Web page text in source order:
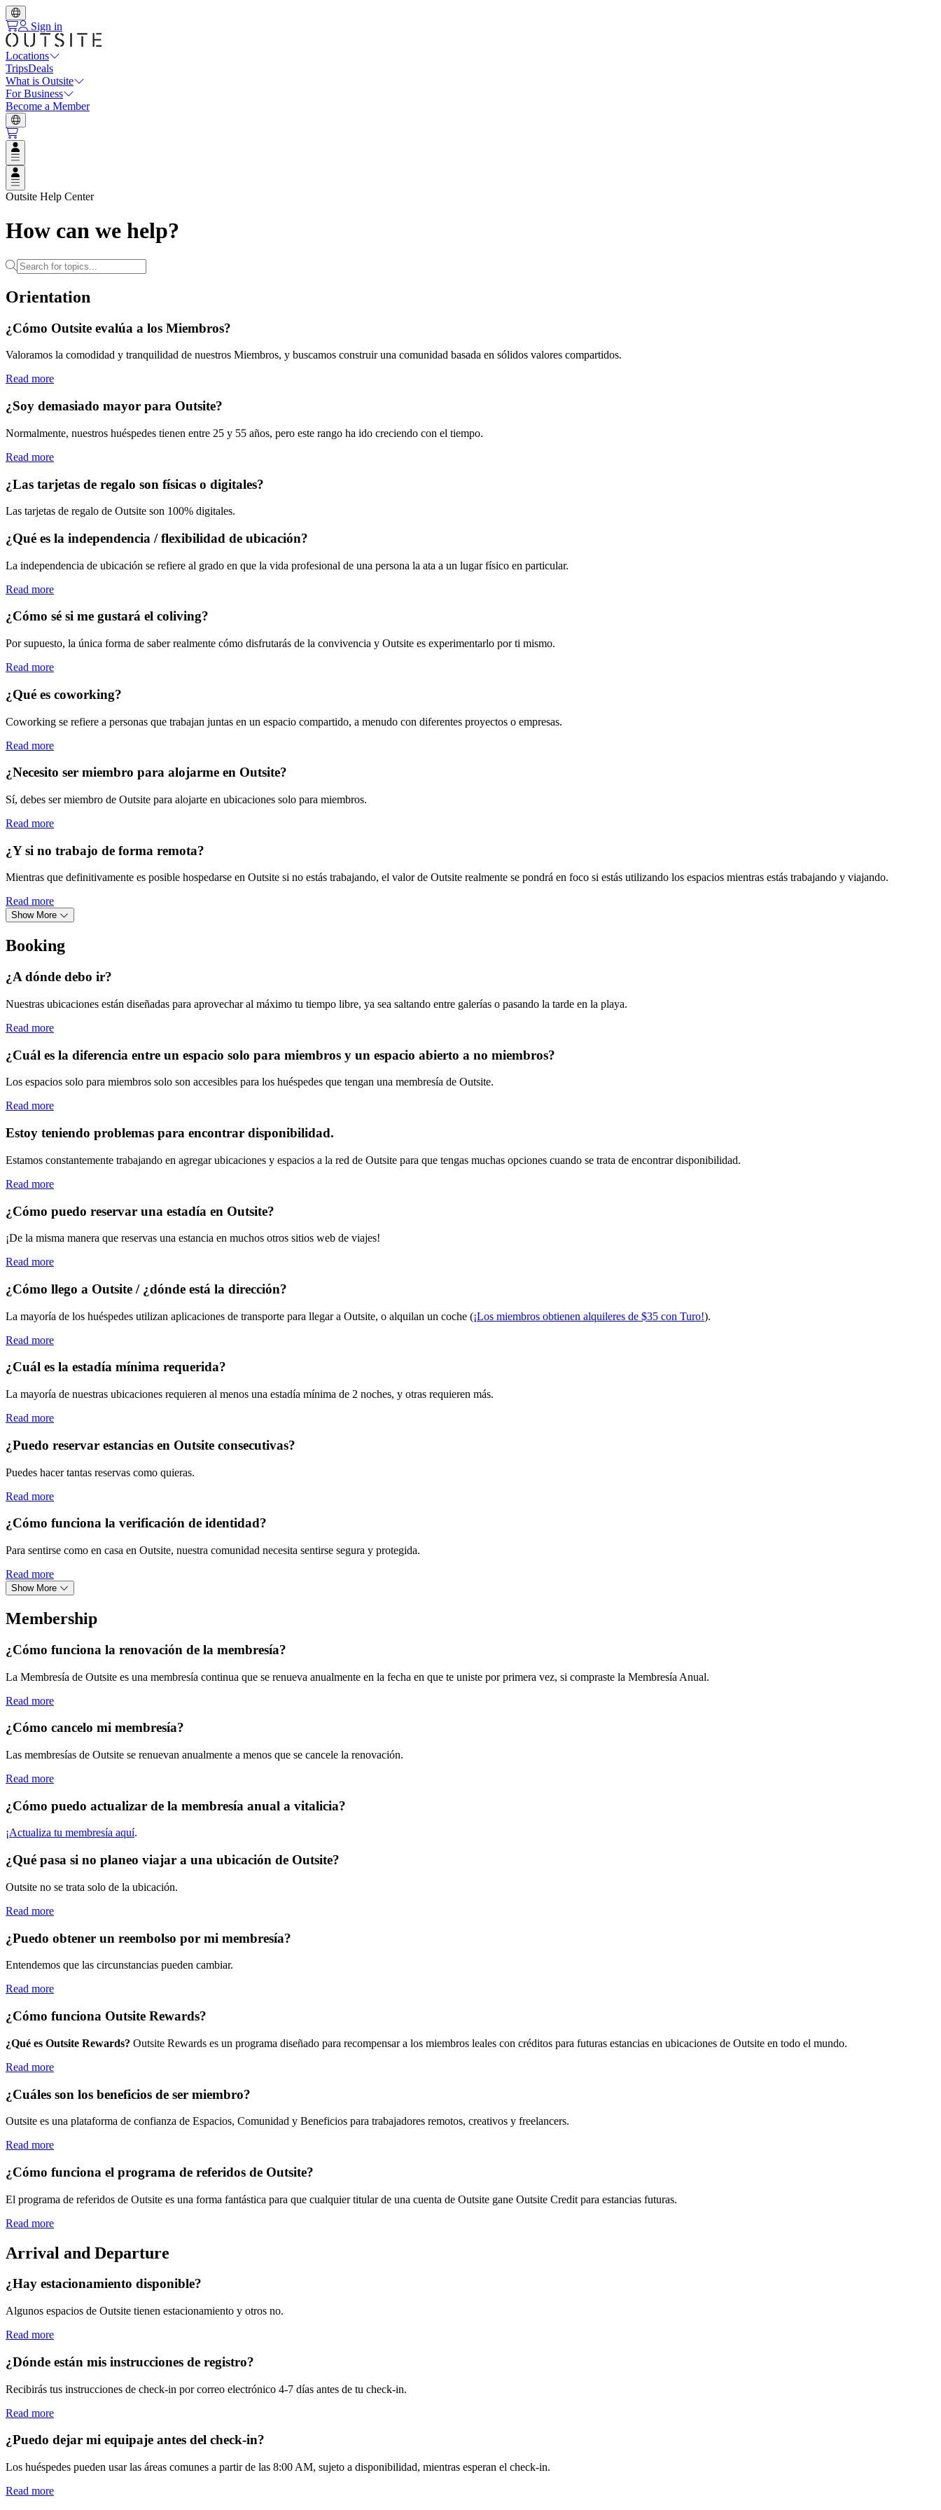
Sign in
Locations
TripsDeals
What is Outsite
For Business
Become a Member
Open user menu
Open user menu
Outsite Help Center
How can we help?
Orientation
¿Cómo Outsite evalúa a los Miembros?
Valoramos la comodidad y tranquilidad de nuestros Miembros, y buscamos construir una comunidad basada en sólidos valores compartidos.
Read more
¿Soy demasiado mayor para Outsite?
Normalmente, nuestros huéspedes tienen entre 25 y 55 años, pero este rango ha ido creciendo con el tiempo.
Read more
¿Las tarjetas de regalo son físicas o digitales?
Las tarjetas de regalo de Outsite son 100% digitales.
¿Qué es la independencia / flexibilidad de ubicación?
La independencia de ubicación se refiere al grado en que la vida profesional de una persona la ata a un lugar físico en particular.
Read more
¿Cómo sé si me gustará el coliving?
Por supuesto, la única forma de saber realmente cómo disfrutarás de la convivencia y Outsite es experimentarlo por ti mismo.
Read more
¿Qué es coworking?
Coworking se refiere a personas que trabajan juntas en un espacio compartido, a menudo con diferentes proyectos o empresas.
Read more
¿Necesito ser miembro para alojarme en Outsite?
Sí, debes ser miembro de Outsite para alojarte en ubicaciones solo para miembros.
Read more
¿Y si no trabajo de forma remota?
Mientras que definitivamente es posible hospedarse en Outsite si no estás trabajando, el valor de Outsite realmente se pondrá en foco si estás utilizando los espacios mientras estás trabajando y viajando.
Read more
Show More
Booking
¿A dónde debo ir?
Nuestras ubicaciones están diseñadas para aprovechar al máximo tu tiempo libre, ya sea saltando entre galerías o pasando la tarde en la playa.
Read more
¿Cuál es la diferencia entre un espacio solo para miembros y un espacio abierto a no miembros?
Los espacios solo para miembros solo son accesibles para los huéspedes que tengan una membresía de Outsite.
Read more
Estoy teniendo problemas para encontrar disponibilidad.
Estamos constantemente trabajando en agregar ubicaciones y espacios a la red de Outsite para que tengas muchas opciones cuando se trata de encontrar disponibilidad.
Read more
¿Cómo puedo reservar una estadía en Outsite?
¡De la misma manera que reservas una estancia en muchos otros sitios web de viajes!
Read more
¿Cómo llego a Outsite / ¿dónde está la dirección?
La mayoría de los huéspedes utilizan aplicaciones de transporte para llegar a Outsite, o alquilan un coche (¡Los miembros obtienen alquileres de $35 con Turo!).
Read more
¿Cuál es la estadía mínima requerida?
La mayoría de nuestras ubicaciones requieren al menos una estadía mínima de 2 noches, y otras requieren más.
Read more
¿Puedo reservar estancias en Outsite consecutivas?
Puedes hacer tantas reservas como quieras.
Read more
¿Cómo funciona la verificación de identidad?
Para sentirse como en casa en Outsite, nuestra comunidad necesita sentirse segura y protegida.
Read more
Show More
Membership
¿Cómo funciona la renovación de la membresía?
La Membresía de Outsite es una membresía continua que se renueva anualmente en la fecha en que te uniste por primera vez, si compraste la Membresía Anual.
Read more
¿Cómo cancelo mi membresía?
Las membresías de Outsite se renuevan anualmente a menos que se cancele la renovación.
Read more
¿Cómo puedo actualizar de la membresía anual a vitalicia?
¡Actualiza tu membresía aquí.
¿Qué pasa si no planeo viajar a una ubicación de Outsite?
Outsite no se trata solo de la ubicación.
Read more
¿Puedo obtener un reembolso por mi membresía?
Entendemos que las circunstancias pueden cambiar.
Read more
¿Cómo funciona Outsite Rewards?
¿Qué es Outsite Rewards? Outsite Rewards es un programa diseñado para recompensar a los miembros leales con créditos para futuras estancias en ubicaciones de Outsite en todo el mundo.
Read more
¿Cuáles son los beneficios de ser miembro?
Outsite es una plataforma de confianza de Espacios, Comunidad y Beneficios para trabajadores remotos, creativos y freelancers.
Read more
¿Cómo funciona el programa de referidos de Outsite?
El programa de referidos de Outsite es una forma fantástica para que cualquier titular de una cuenta de Outsite gane Outsite Credit para estancias futuras.
Read more
Arrival and Departure
¿Hay estacionamiento disponible?
Algunos espacios de Outsite tienen estacionamiento y otros no.
Read more
¿Dónde están mis instrucciones de registro?
Recibirás tus instrucciones de check-in por correo electrónico 4-7 días antes de tu check-in.
Read more
¿Puedo dejar mi equipaje antes del check-in?
Los huéspedes pueden usar las áreas comunes a partir de las 8:00 AM, sujeto a disponibilidad, mientras esperan el check-in.
Read more